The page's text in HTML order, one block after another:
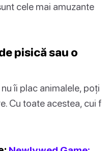
cele mai amuzante
pisică sau o
îi plac animalele, poți
Cu toate acestea, cui f